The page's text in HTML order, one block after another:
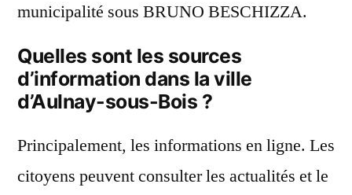
municipalité sous BRUNO BESCHIZZA.
Quelles sont les sources
d’information dans la ville
d’Aulnay-sous-Bois ?
Principalement, les informations en ligne. Les
citoyens peuvent consulter les actualités et le